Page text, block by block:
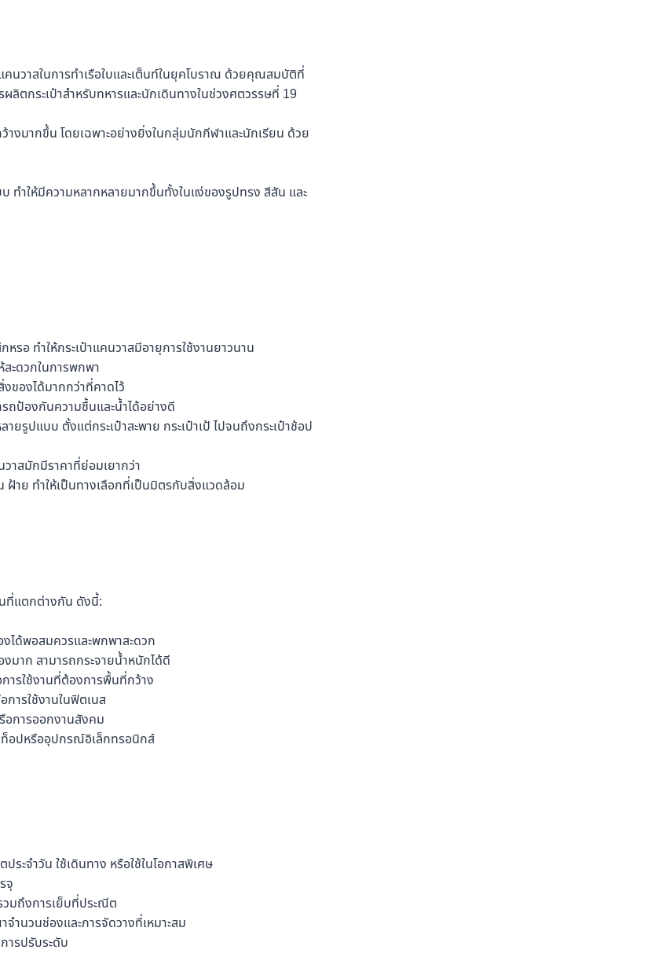
คนวาสในการทำเรือใบและเต็นท์ในยุคโบราณ ด้วยคุณสมบัติที่
ลิตกระเป๋าสำหรับทหารและนักเดินทางในช่วงศตวรรษที่ 19
างมากขึ้น โดยเฉพาะอย่างยิ่งในกลุ่มนักกีฬาและนักเรียน ด้วย
ทำให้มีความหลากหลายมากขึ้นทั้งในแง่ของรูปทรง สีสัน และ
อ ทำให้กระเป๋าแคนวาสมีอายุการใช้งานยาวนาน
สะดวกในการพกพา
ของได้มากกว่าที่คาดไว้
รถป้องกันความชื้นและน้ำได้อย่างดี
รูปแบบ ตั้งแต่กระเป๋าสะพาย กระเป๋าเป้ ไปจนถึงกระเป๋าช้อป
วาสมักมีราคาที่ย่อมเยากว่า
าย ทำให้เป็นทางเลือกที่เป็นมิตรกับสิ่งแวดล้อม
นที่แตกต่างกัน ดังนี้:
งได้พอสมควรและพกพาสะดวก
งมาก สามารถกระจายน้ำหนักได้ดี
การใช้งานที่ต้องการพื้นที่กว้าง
การใช้งานในฟิตเนส
รือการออกงานสังคม
ปท็อปหรืออุปกรณ์อิเล็กทรอนิกส์
ประจำวัน ใช้เดินทาง หรือใช้ในโอกาสพิเศษ
จุ
มถึงการเย็บที่ประณีต
ำนวนช่องและการจัดวางที่เหมาะสม
ารปรับระดับ